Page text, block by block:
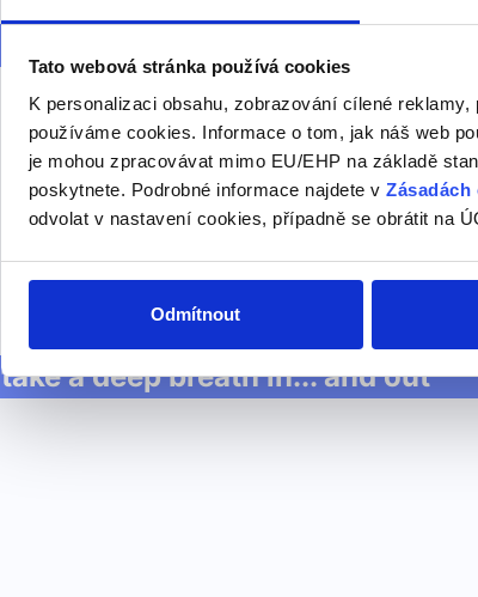
Tato webová stránka používá cookies
K personalizaci obsahu, zobrazování cílené
používáme cookies. Informace o tom, jak náš web
je mohou zpracovávat mimo EU/EHP na základě
poskytnete. Podrobné informace najdete v
odvolat v nastavení cookies, případně se obrátit na
Odmítnout
take a deep breath in... and out